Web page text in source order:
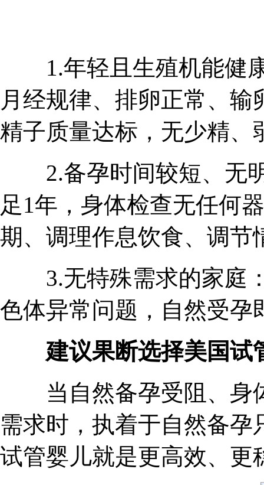
1.年轻且生殖机能健康
月经规律、排卵正常、
精子质量达标，无少精、
2.备孕时间较短、无明
足1年，身体检查无任何
期、调理作息饮食、调节
3.无特殊需求的家庭：
色体异常问题，自然受孕
建议果断选择美国试
当自然备孕受阻、身
需求时，执着于自然备
试管婴儿就是更高效、更